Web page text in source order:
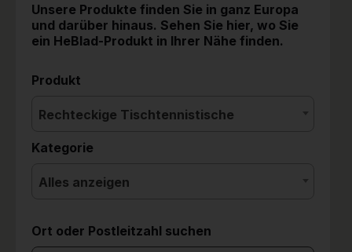
Unsere Produkte finden Sie in ganz Europa
und darüber hinaus. Sehen Sie hier, wo Sie
ein HeBlad-Produkt in Ihrer Nähe finden.
Produkt
Rechteckige Tischtennistische
Kategorie
Alles anzeigen
Ort oder Postleitzahl suchen